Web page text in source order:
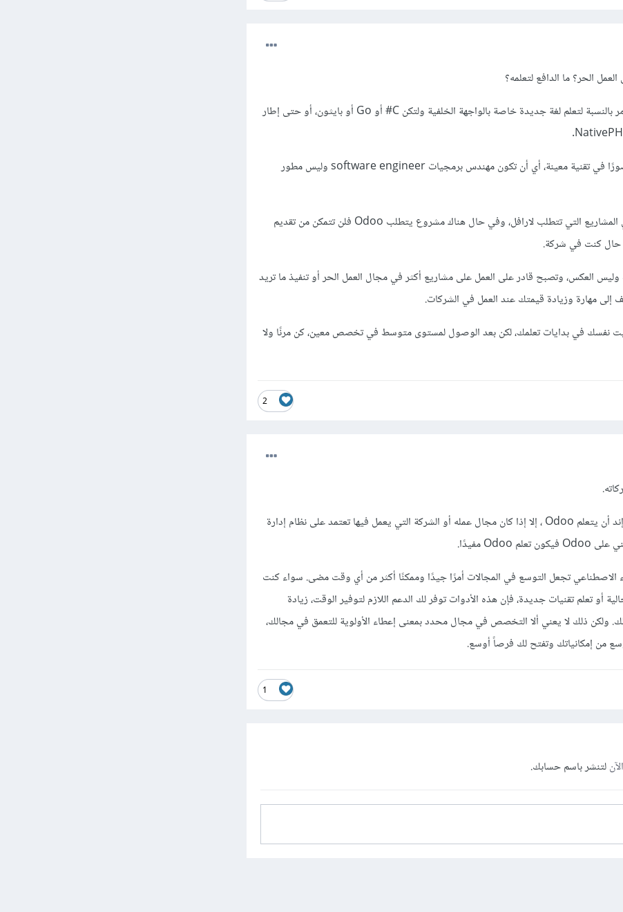
الحر؟ ما الدافع لتعلمه؟
عامًة ليس عليك ذلك نفس الأمر بالنسبة لتعلم لغة جديدة خاصة بالواجهة الخلفية ولتكن C# أو Go أو بايثون، أو حتى إطار
كن مرنًا ولا تجعل نفسك محصورًا في تقنية معينة، أي أن تكون مهندس برمجيات software engineer وليس مطور
وإلا ستبقى محصورًا فقط في المشاريع التي تتطلب لارافل، وفي حال هناك مشروع يتطلب Odoo فلن تتمكن من تقديم
حال كنت في شركة.
العكس، وتصبح قادر على العمل على مشاريع أكثر في مجال العمل الحر أو تنفيذ ما تريد
مهارة وزيادة قيمتك عند العمل في الشركات.
نفسك في بدايات تعلمك، لكن بعد الوصول لمستوى متوسط في تخصص معين، كن مرنًا ولا
2
ليس من الضروري لمطور باك-إند أن يتعلم Odoo ، إلا إذا كان مجال عمله أو الشركة التي يعمل فيها تعتمد على نظام إدارة
الاصطناعي تجعل التوسع في المجالات أمرًا جيدًا وممكنًا أكثر من أي وقت مضى. سواء كنت
أو تعلم تقنيات جديدة، فإن هذه الأدوات توفر لك الدعم اللازم لتوفير الوقت، زيادة
ولكن ذلك لا يعني ألا التخصص في مجال محدد بمعنى إعطاء الأولوية للتعمق في مجالك،
من إمكانياتك وتفتح لك فرصاً أوسع.
1
لتنشر باسم حسابك.